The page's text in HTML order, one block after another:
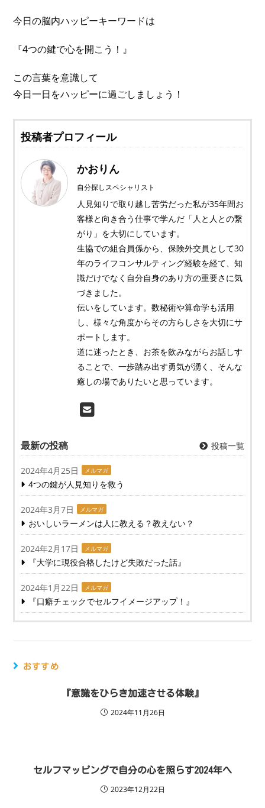
今日の脳内ハッピーキーワードは
『4つの鍵で心を開こう！』
この言葉を意識して
今日一日をハッピーに過ごしましょう！
投稿者プロフィール
かおりん
自分探しスペシャリスト
人見知りで取り越し苦労だった私が35年間お
客様と向き合う仕事で学んだ「人と人との繋
がり」を大切にしています。
生協での組合員係から、保険外交員として30
年のライフコンサルティング経験を経て、知
識だけでなく自分自身のあり方の重要さに気
づきました。
伝いをしています。数秘術や算命学も活用
し、様々な角度からその方らしさを大切にサ
ポートします。
道に迷ったとき、お茶を飲みながらお話しす
ることで、一歩踏み出す勇気が湧く、そんな
癒しの場でありたいと思っています。
最新の投稿 投稿一覧
2024年4月25日 メルマガ
4つの鍵が人見知りを救う
2024年3月7日 メルマガ
おいしいラーメンは人に教える？教えない？
2024年2月17日 メルマガ
『大学に現役合格したけど失敗だった話』
2024年1月22日 メルマガ
『口癖チェックでセルフイメージアップ！』
おすすめ
『意識をひらき加速させる体験』
2024年11月26日
セルフマッピングで自分の心を照らす2024年へ
2023年12月22日